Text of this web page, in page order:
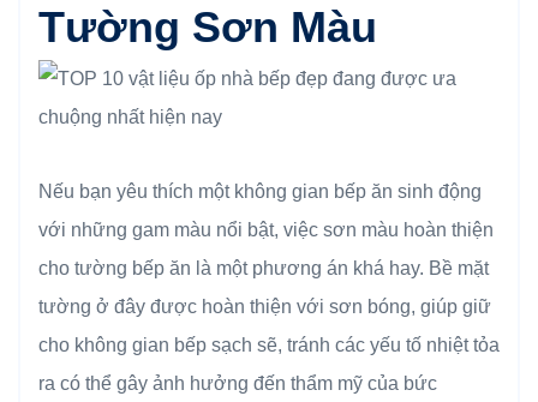
Tường Sơn Màu
Nếu bạn yêu thích một không gian bếp ăn sinh động
với những gam màu nổi bật, việc sơn màu hoàn thiện
cho tường bếp ăn là một phương án khá hay. Bề mặt
tường ở đây được hoàn thiện với sơn bóng, giúp giữ
cho không gian bếp sạch sẽ, tránh các yếu tố nhiệt tỏa
ra có thể gây ảnh hưởng đến thẩm mỹ của bức